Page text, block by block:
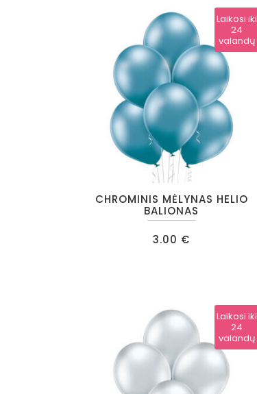
CHROMINIS MĖLYNAS HELIO
BALIONAS
3.00 €
Laikosi iki
24
valandų
Laikosi iki
24
valandų